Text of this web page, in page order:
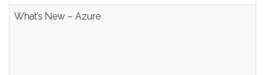
What’s New – Azure